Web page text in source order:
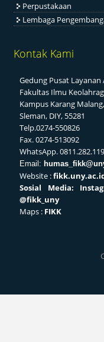
Perpustakaan
Lembaga
Kontak Kami
Gedung Pusat Layanan
Fakultas Ilmu
Kampus Karang
Sleman, DIY, 55281
Telp.0274-550826
Fax. 0274-513092
WhatsApp.
Email:
Website :
Sosial
Media:
@fikk_uny
Maps : FIKK